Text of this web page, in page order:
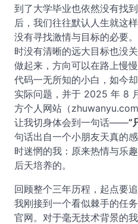
到了大学毕业也依然没有找
后，我们往往默认人生就这
没有寻找激情与目标的必要
时没有清晰的远大目标也没
做起来，方向可以在路上慢
代码一无所知的小白，如今
实际问题，并于 2025 年 8
方个人网站（
让我切身体会到一句话——“
句话出自一个小朋友天真的
时迷惘的我：原来热情与乐
后天培养的。
回顾整个三年历程，起点要
我刚接到一个看似棘手的任
官网。对于毫无技术背景的